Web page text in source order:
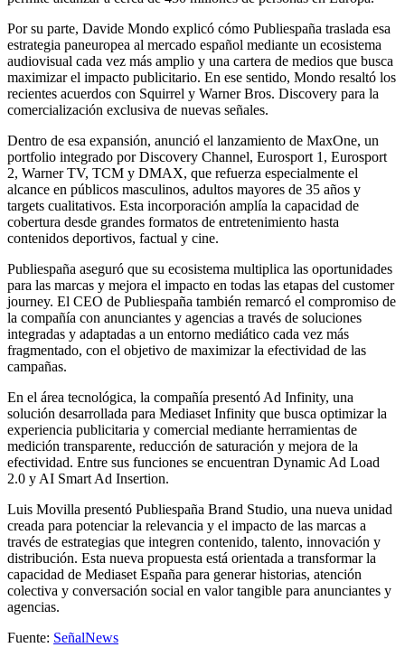
Por su parte, Davide Mondo explicó cómo Publiespaña traslada esa
estrategia paneuropea al mercado español mediante un ecosistema
audiovisual cada vez más amplio y una cartera de medios que busca
maximizar el impacto publicitario. En ese sentido, Mondo resaltó los
recientes acuerdos con Squirrel y Warner Bros. Discovery para la
comercialización exclusiva de nuevas señales.
Dentro de esa expansión, anunció el lanzamiento de MaxOne, un
portfolio integrado por Discovery Channel, Eurosport 1, Eurosport
2, Warner TV, TCM y DMAX, que refuerza especialmente el
alcance en públicos masculinos, adultos mayores de 35 años y
targets cualitativos. Esta incorporación amplía la capacidad de
cobertura desde grandes formatos de entretenimiento hasta
contenidos deportivos, factual y cine.
Publiespaña aseguró que su ecosistema multiplica las oportunidades
para las marcas y mejora el impacto en todas las etapas del customer
journey. El CEO de Publiespaña también remarcó el compromiso de
la compañía con anunciantes y agencias a través de soluciones
integradas y adaptadas a un entorno mediático cada vez más
fragmentado, con el objetivo de maximizar la efectividad de las
campañas.
En el área tecnológica, la compañía presentó Ad Infinity, una
solución desarrollada para Mediaset Infinity que busca optimizar la
experiencia publicitaria y comercial mediante herramientas de
medición transparente, reducción de saturación y mejora de la
efectividad. Entre sus funciones se encuentran Dynamic Ad Load
2.0 y AI Smart Ad Insertion.
Luis Movilla presentó Publiespaña Brand Studio, una nueva unidad
creada para potenciar la relevancia y el impacto de las marcas a
través de estrategias que integren contenido, talento, innovación y
distribución. Esta nueva propuesta está orientada a transformar la
capacidad de Mediaset España para generar historias, atención
colectiva y conversación social en valor tangible para anunciantes y
agencias.
Fuente: SeñalNews